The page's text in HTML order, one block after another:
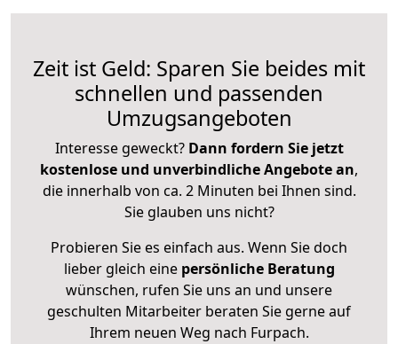
Zeit ist Geld: Sparen Sie beides mit
schnellen und passenden
Umzugsangeboten
Interesse geweckt? Dann fordern Sie jetzt
kostenlose und unverbindliche Angebote an,
die innerhalb von ca. 2 Minuten bei Ihnen sind.
Sie glauben uns nicht?
Probieren Sie es einfach aus. Wenn Sie doch
lieber gleich eine persönliche Beratung
wünschen, rufen Sie uns an und unsere
geschulten Mitarbeiter beraten Sie gerne auf
Ihrem neuen Weg nach Furpach.